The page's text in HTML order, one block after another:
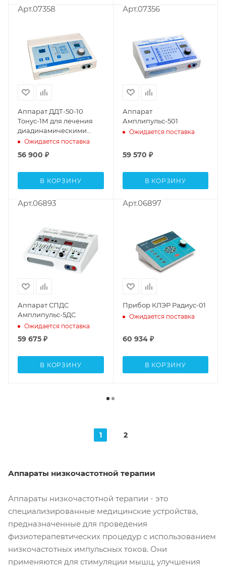
Арт.07358
Аппарат ДДТ-50-10
Тонус-1М для лечения
диадинамическими
токами и гальванизации
Ожидается поставка
56 900 ₽
В КОРЗИНУ
Арт.07356
Аппарат
Амплипульс-501
Ожидается поставка
59 570 ₽
В КОРЗИНУ
Арт.06893
Аппарат СПДС
Амплипульс-5ДС
Ожидается поставка
59 675 ₽
В КОРЗИНУ
Арт.06897
Прибор КЛЭР Радиус-01
Ожидается поставка
60 934₽
В КОРЗИНУ
1 2
Аппараты низкочастотной терапии
Аппараты низкочастотной терапии - это
специализированные медицинские устройства,
предназначенные для проведения
физиотерапевтических процедур с использованием
низкочастотных импульсных токов. Они
применяются для стимуляции мышц, улучшения